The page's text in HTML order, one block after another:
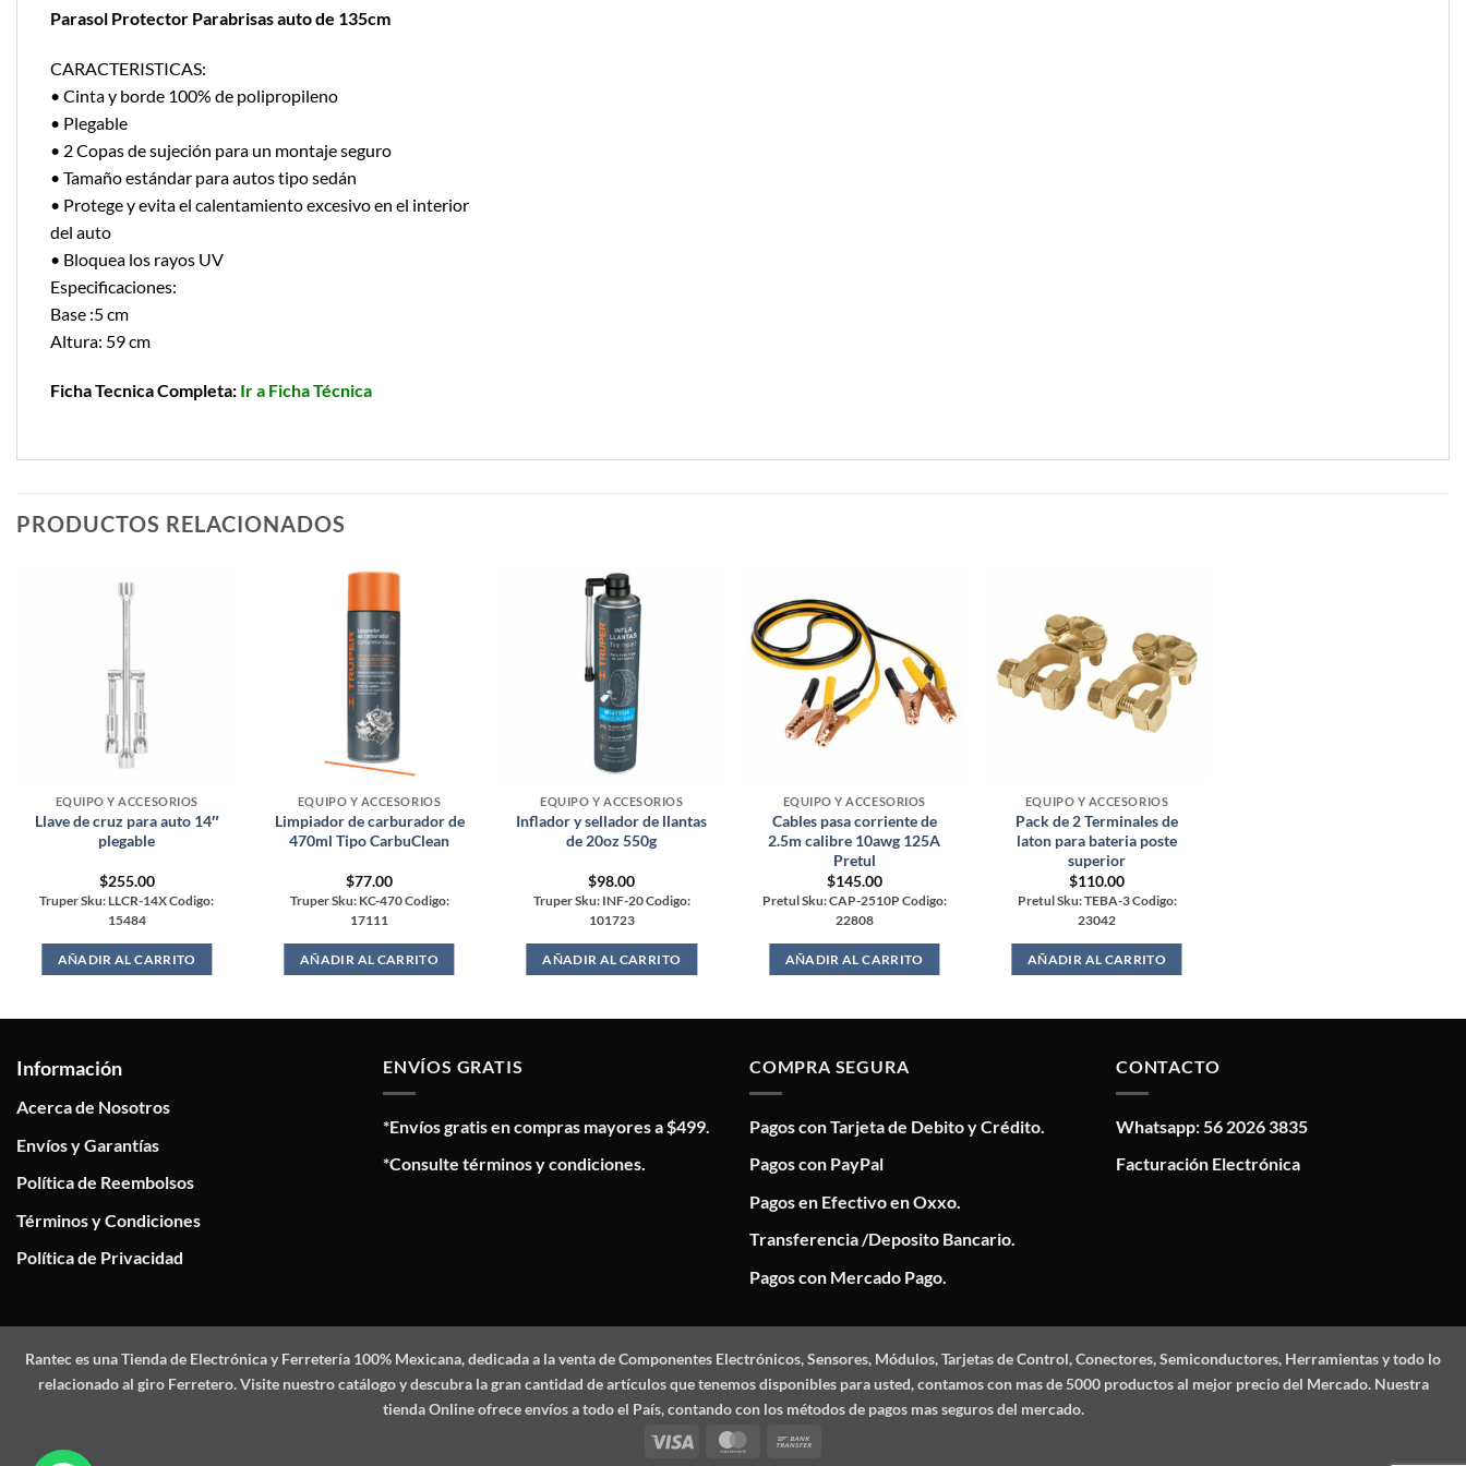
Parasol Protector Parabrisas auto de 135cm
CARACTERISTICAS:
• Cinta y borde 100% de polipropileno
• Plegable
• 2 Copas de sujeción para un montaje seguro
• Tamaño estándar para autos tipo sedán
• Protege y evita el calentamiento excesivo en el interior
del auto
• Bloquea los rayos UV
Especificaciones:
Base :5 cm
Altura: 59 cm
Ficha Tecnica Completa: Ir a Ficha Técnica
PRODUCTOS RELACIONADOS
EQUIPO Y ACCESORIOS
Llave de cruz para auto 14″
plegable
$255.00
Truper Sku: LLCR-14X Codigo:
15484
AÑADIR AL CARRITO
EQUIPO Y ACCESORIOS
Limpiador de carburador de
470ml Tipo CarbuClean
$77.00
Truper Sku: KC-470 Codigo:
17111
AÑADIR AL CARRITO
EQUIPO Y ACCESORIOS
Inflador y sellador de llantas
de 20oz 550g
$98.00
Truper Sku: INF-20 Codigo:
101723
AÑADIR AL CARRITO
EQUIPO Y ACCESORIOS
Cables pasa corriente de
2.5m calibre 10awg 125A
Pretul
$145.00
Pretul Sku: CAP-2510P Codigo:
22808
AÑADIR AL CARRITO
EQUIPO Y ACCESORIOS
Pack de 2 Terminales de
laton para bateria poste
superior
$110.00
Pretul Sku: TEBA-3 Codigo:
23042
AÑADIR AL CARRITO
Información
Acerca de Nosotros
Envíos y Garantías
Política de Reembolsos
Términos y Condiciones
Política de Privacidad
ENVÍOS GRATIS
*Envíos gratis en compras mayores a $499.
*Consulte términos y condiciones.
COMPRA SEGURA
Pagos con Tarjeta de Debito y Crédito.
Pagos con PayPal
Pagos en Efectivo en Oxxo.
Transferencia /Deposito Bancario.
Pagos con Mercado Pago.
CONTACTO
Whatsapp: 56 2026 3835
Facturación Electrónica
Ranteces una Tienda de Electrónica y Ferretería 100% Mexicana, dedicada a la venta de Componentes Electrónicos, Sensores, Módulos, Tarjetas de Control, Conectores, Semiconductores, Herramientas y todo lo
relacionado al giro Ferretero. Visite nuestro catálogo y descubra la gran cantidad de artículos que tenemos disponibles para usted, contamos con mas de 5000 productos al mejor precio del Mercado. Nuestra
tienda Online ofrece envíos a todo el País, contando con los métodos de pagos mas seguros del mercado.
Visa
MasterCard